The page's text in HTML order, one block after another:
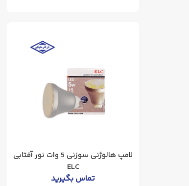
لامپ هالوژنی سوزنی 5 وات نور آفتابی
ELC
تماس بگیرید